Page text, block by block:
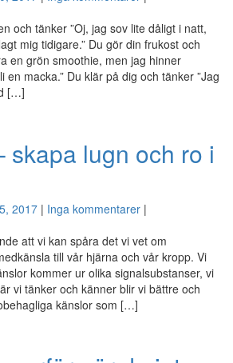
och tänker ”Oj, jag sov lite dåligt i natt,
mig tidigare.” Du gör din frukost och
en grön smoothie, men jag hinner
en macka.” Du klär på dig och tänker ”Jag
[…]
skapa lugn och ro i
2017 | Inga kommentarer |
att vi kan spåra det vi vet om
till vår hjärna och vår kropp. Vi
kommer ur olika signalsubstanser, vi
vi tänker och känner blir vi bättre och
känslor som […]